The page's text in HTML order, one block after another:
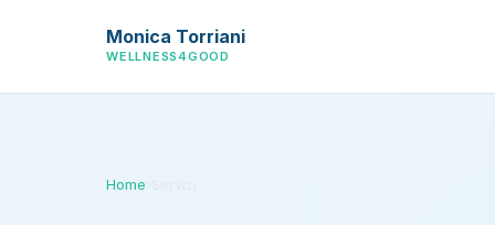
Monica Torriani
WELLNESS4GOOD
Home